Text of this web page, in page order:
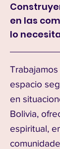
en las
lo
espacio
en
Bolivia,
espiritual,